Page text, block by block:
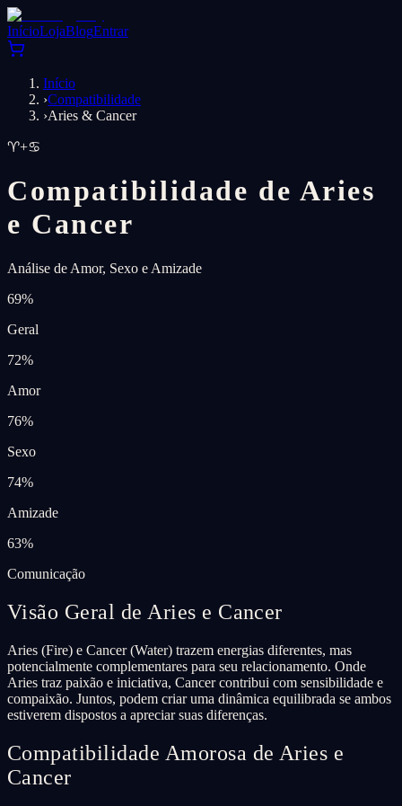
InícioLojaBlogEntrar
Início
›Compatibilidade
›Aries & Cancer
♈+♋
Compatibilidade de Aries
e Cancer
Análise de Amor, Sexo e Amizade
69%
Geral
72%
Amor
76%
Sexo
74%
Amizade
63%
Comunicação
Visão Geral de Aries e Cancer
Aries (Fire) e Cancer (Water) trazem energias diferentes, mas
potencialmente complementares para seu relacionamento. Onde
Aries traz paixão e iniciativa, Cancer contribui com sensibilidade e
compaixão. Juntos, podem criar uma dinâmica equilibrada se ambos
estiverem dispostos a apreciar suas diferenças.
Compatibilidade Amorosa de Aries e
Cancer